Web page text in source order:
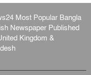
Most Popular Bangla
Newspaper Published
Kingdom &